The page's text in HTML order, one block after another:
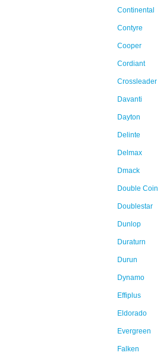
Continental
Contyre
Cooper
Cordiant
Crossleader
Davanti
Dayton
Delinte
Delmax
Dmack
Double Coin
Doublestar
Dunlop
Duraturn
Durun
Dynamo
Effiplus
Eldorado
Evergreen
Falken